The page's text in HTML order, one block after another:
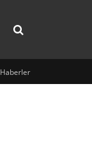
Haberler